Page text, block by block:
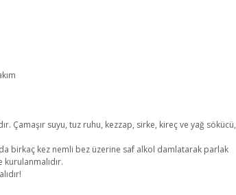
Çamaşır suyu, tuz ruhu, kezzap, sirke, kireç ve yağ sökücü,
birkaç kez nemli bez üzerine saf alkol damlatarak parlak